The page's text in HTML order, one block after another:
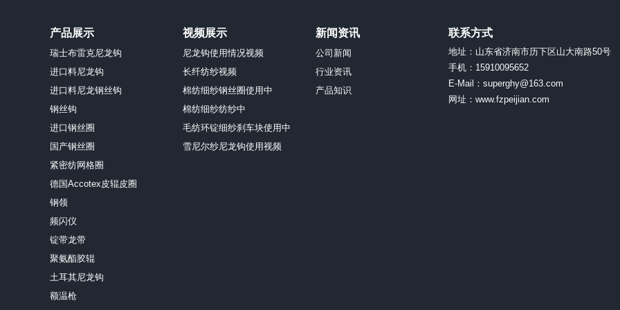
产品展示
瑞士布雷克尼龙钩
进口料尼龙钩
进口料尼龙钢丝钩
钢丝钩
进口钢丝圈
国产钢丝圈
紧密纺网格圈
德国Accotex皮辊皮圈
钢领
频闪仪
锭带龙带
聚氨酯胶辊
土耳其尼龙钩
额温枪
视频展示
尼龙钩使用情况视频
长纤纺纱视频
棉纺细纱钢丝圈使用中
棉纺细纱纺纱中
毛纺环锭细纱刹车块使用中
雪尼尔纱尼龙钩使用视频
新闻资讯
公司新闻
行业资讯
产品知识
联系方式
地址：山东省济南市历下区山大南路50号
手机：15910095652
E-Mail：superghy@163.com
网址：www.fzpeijian.com